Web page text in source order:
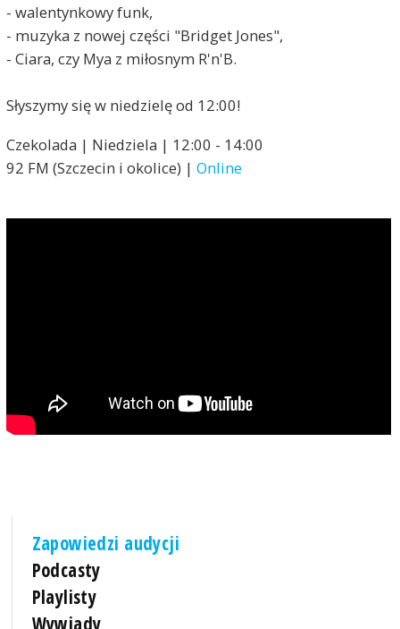
- walentynkowy funk,
- muzyka z nowej części "Bridget Jones",
- Ciara, czy Mya z miłosnym R'n'B.
Słyszymy się w niedzielę od 12:00!
Czekolada | Niedziela | 12:00 - 14:00
92 FM (Szczecin i okolice) | Online
Zapowiedzi audycji
Podcasty
Playlisty
Wywiady